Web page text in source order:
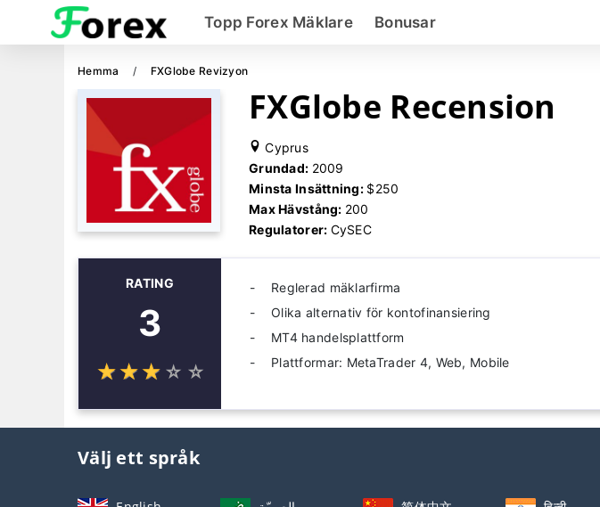
Topp Forex Mäklare Bonusar
Hemma FXGlobe Revizyon
FXGlobe Recension
Cyprus
Grundad: 2009
Minsta Insättning: $250
Max Hävstång: 200
Regulatorer: CySEC
RATING
3
☆☆☆ ☆ ☆
★★★ ★ ★
Reglerad mäklarfirma
Olika alternativ för kontofinansiering
MT4 handelsplattform
Plattformar: MetaTrader 4, Web, Mobile
Välj ett språk